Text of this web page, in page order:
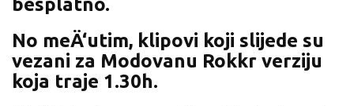
besplatno.
No meÄ‘utim, klipovi koji slijede su
vezani za Modovanu Rokkr verziju
koja traje 1.30h.